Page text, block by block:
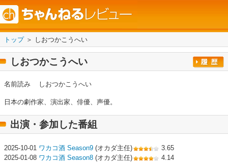
トップ＞ しおつかこうへい
しおつかこうへい
名前読み しおつかこうへい
日本の劇作家、演出家、俳優、声優。
出演・参加した番組
2025-10-01 ワカコ酒 Season9 (オカダ主任)
3.65
2025-01-08 ワカコ酒 Season8 (オカダ主任)
4.14